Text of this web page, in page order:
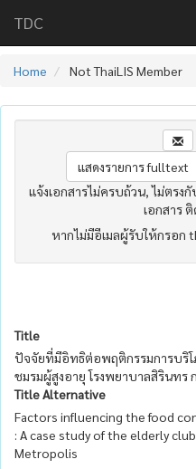
TDC
Home Not ThaiLIS Member
แจ้งเอกสารไม่ครบถ้วน, ไม่ตร
เอกสาร
หากไม่มีอีเมลผู้รับให้กรอก
Title
ปัจจัยที่มีอิทธิต่อพฤติกรรมการบริ
ชมรมผู้สูงอายุ โรงพยาบาลสิรินทร
Title Alternative
Factors influencing the food
: A case study of the elderly
Metropolis